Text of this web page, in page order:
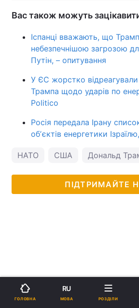
Вас також можуть
Іспанці вважають, що
небезпечнішою загрозою
Путін, – опитування
У ЄС жорстко
Трампа щодо ударів по
Politico
Росія передала Ірану
обʼєктів енергетики
НАТО США Дональд
ПІДТРИМАЙТЕ
ГОЛОВНА
RU
МОВА РОЗДІЛИ